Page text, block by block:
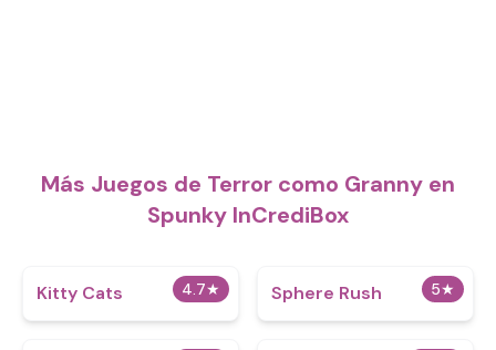
Más Juegos de Terror como Granny en
Spunky InCrediBox
4.7★
Kitty Cats 5★
Sphere Rush